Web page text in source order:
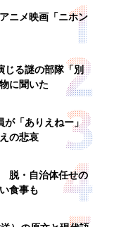
ニメ映画「ニホン
じる謎の部隊「別
に聞いた
が「ありえねー」
の悲哀
脱・自治体任せの
食事も